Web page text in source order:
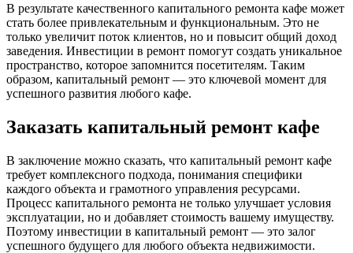
В результате качественного капитального ремонта кафе может
стать более привлекательным и функциональным. Это не
только увеличит поток клиентов, но и повысит общий доход
заведения. Инвестиции в ремонт помогут создать уникальное
пространство, которое запомнится посетителям. Таким
образом, капитальный ремонт — это ключевой момент для
успешного развития любого кафе.
Заказать капитальный ремонт кафе
В заключение можно сказать, что капитальный ремонт кафе
требует комплексного подхода, понимания специфики
каждого объекта и грамотного управления ресурсами.
Процесс капитального ремонта не только улучшает условия
эксплуатации, но и добавляет стоимость вашему имуществу.
Поэтому инвестиции в капитальный ремонт — это залог
успешного будущего для любого объекта недвижимости.